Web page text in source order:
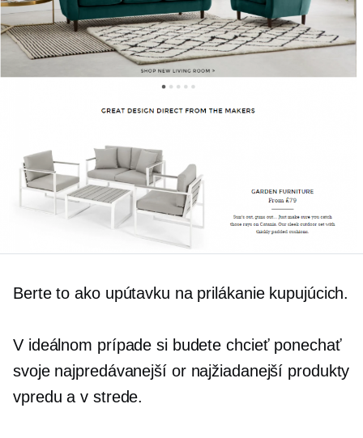
Berte to ako upútavku na prilákanie kupujúcich.
V ideálnom prípade si budete chcieť ponechať
svoje najpredávanejšíor najžiadanejší produkty
vpredu a v strede.